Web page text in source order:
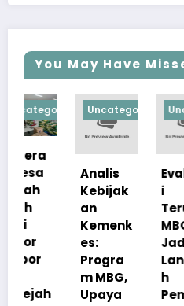
You May Have
Uncategorized
Analis
Kebijak
an
Kemenk
es:
Progra
Upaya
Evaluas
i
Terukur
MBG
Langka
h
Pemerin